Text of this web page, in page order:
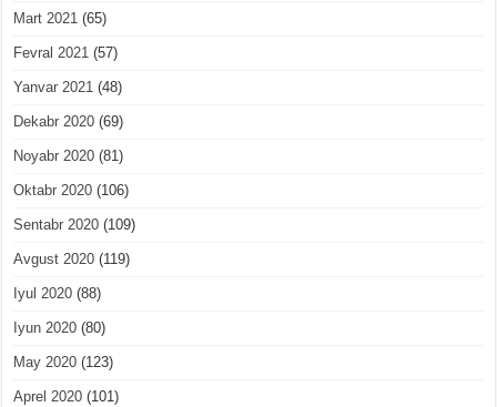
Mart 2021 (65)
Fevral 2021 (57)
Yanvar 2021 (48)
Dekabr 2020 (69)
Noyabr 2020 (81)
Oktabr 2020 (106)
Sentabr 2020 (109)
Avgust 2020 (119)
Iyul 2020 (88)
Iyun 2020 (80)
May 2020 (123)
Aprel 2020 (101)